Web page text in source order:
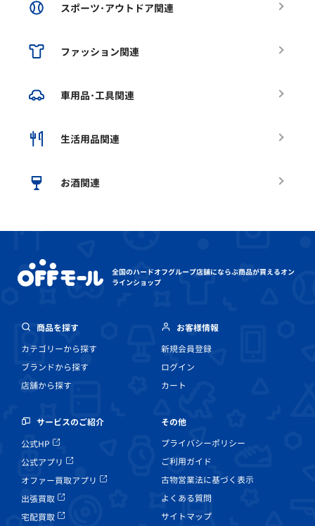
スポーツ･アウトドア関連
ファッション関連
車用品･工具関連
生活用品関連
お酒関連
全国のハードオフグループ店舗にならぶ商品が買えるオン
ラインショップ
商品を探す
カテゴリーから探す
ブランドから探す
店舗から探す
お客様情報
新規会員登録
ログイン
カート
サービスのご紹介
公式HP
公式アプリ
オファー買取アプリ
出張買取
宅配買取
その他
プライバシーポリシー
ご利用ガイド
古物営業法に基づく表示
よくある質問
サイトマップ